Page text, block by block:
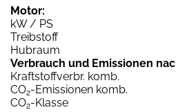
Motor:
kW / PS
Treibstoff
Hubraum
Verbrauch und Emissionen
Kraftstoffverbr. komb.
CO2-Emissionen komb.
CO2-Klasse